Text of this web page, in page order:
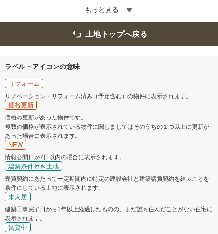
もっと見る
土地トップへ戻る
ラベル・アイコンの意味
リフォーム
リノベーション・リフォーム済み（予定含む）の物件に表示されます。
価格更新
価格の更新があった物件です。
複数の価格が表示されている物件に関しましてはそのうちの１つ以上に更新が
あった場合に表示されます。
NEW
情報公開日が7日以内の場合に表示されます。
建築条件付き土地
売買契約にあたって一定期間内に特定の建設会社と建築請負契約を結ぶことを
条件にしている土地に表示されます。
未入居
建築工事完了日から1年以上経過したものの、まだ誰も住んだことがない住宅に
表示されます。
賃貸中